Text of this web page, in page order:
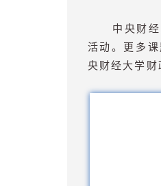
中央财
活动。更多
央财经大学财